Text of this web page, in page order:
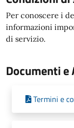
Per conoscere i
informazioni
di servizio.
Documenti e
Termini e